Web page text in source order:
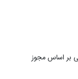
بر اساس مجوز